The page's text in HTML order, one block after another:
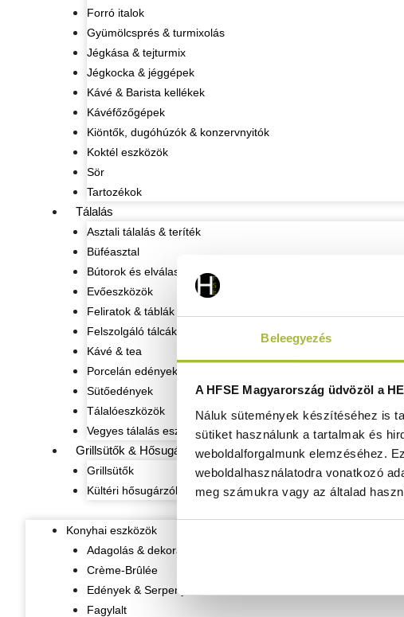
Beleegyezés
A HFSE Magyarország üdvözöl a
Náluk sütemények készítéséhez is
sütiket használunk a tartalmak és
weboldalforgalmunk elemzéséhez.
weboldalhasználatodra vonatkozó
meg számukra vagy az általad
Forró italok
Gyümölcsprés & turmixolás
Jégkása & tejturmix
Jégkocka & jéggépek
Kávé & Barista kellékek
Kávéfőzőgépek
Kiöntők, dugóhúzók & konzervnyitók
Koktél eszközök
Sör
Tartozékok
Tálalás
Asztali tálalás & teríték
Büféasztal
Bútorok és elválasztó oszlopok
Evőeszközök
Feliratok & táblák
Felszolgáló tálcák
Kávé & tea
Porcelán edények
Sütőedények
Tálalóeszközök
Vegyes tálalás eszközök
Grillsütők & Hősugárzók
Grillsütők
Kültéri hősugárzók
Konyhai eszközök
Adagolás & dekorálás
Crème-Brûlée
Edények & Serpenyők
Fagylalt